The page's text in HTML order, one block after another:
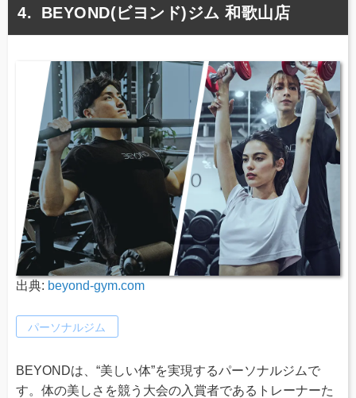
BEYOND(ビヨンド)ジム 和歌山店
出典: beyond-gym.com
パーソナルジム
BEYONDは、“美しい体”を実現するパーソナルジムで
す。体の美しさを競う大会の入賞者であるトレーナーた